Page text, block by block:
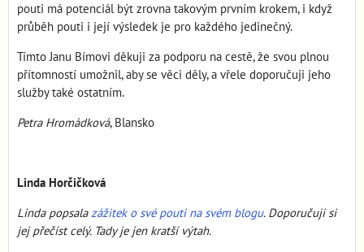
pouti má potenciál být zrovna takovým prvním krokem, i když
průběh pouti i její výsledek je pro každého jedinečný.
Tímto Janu Bímovi děkuji za podporu na cestě, že svou plnou
přítomností umožnil, aby se věci děly, a vřele doporučuji jeho
služby také ostatním.
Petra Hromádková, Blansko
Linda Horčičková
Linda popsalazážitek o své pouti na svém blogu. Doporučuji si
jej přečíst celý. Tady je jen kratší výtah.